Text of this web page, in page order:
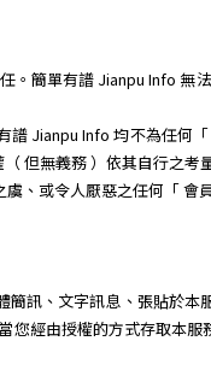
簡單有譜 Jianpu Info 無
Jianpu Info 均不為任何
但無義務 ）依其自行之考
、或令人厭惡之任何「 會
訊、文字訊息、張貼於本
經由授權的方式存取本